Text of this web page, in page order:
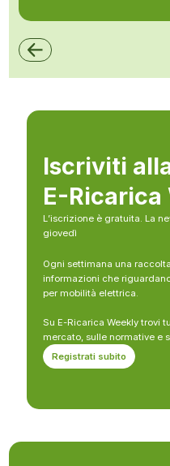
Iscriviti
E-Ricarica
L’iscrizione è gratuita. La
giovedì
Ogni settimana una
informazioni che
per mobilità elettrica.
Su E-Ricarica Weekly trovi
mercato, sulle normative e
Registrati subito